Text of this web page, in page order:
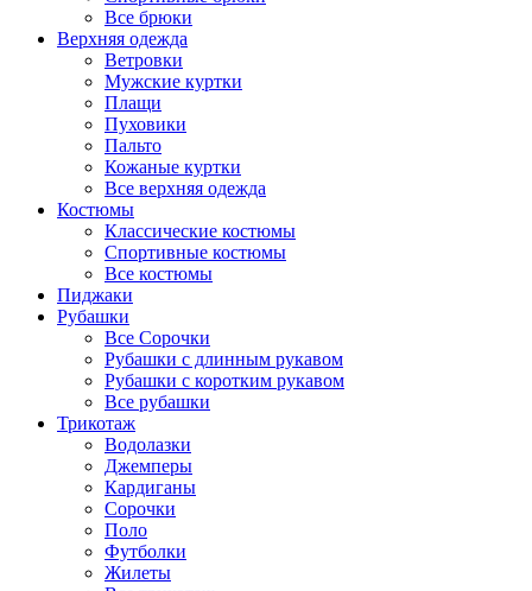
Все брюки
Верхняя одежда
Ветровки
Мужские куртки
Плащи
Пуховики
Пальто
Кожаные куртки
Все верхняя одежда
Костюмы
Классические костюмы
Спортивные костюмы
Все костюмы
Пиджаки
Рубашки
Все Сорочки
Рубашки с длинным рукавом
Рубашки с коротким рукавом
Все рубашки
Трикотаж
Водолазки
Джемперы
Кардиганы
Сорочки
Поло
Футболки
Жилеты